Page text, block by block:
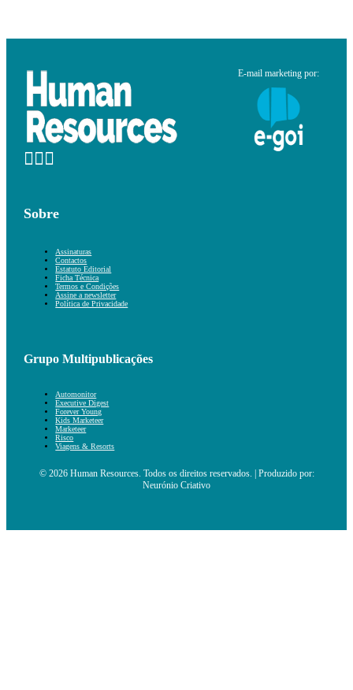
E-mail marketing por:
Sobre
Assinaturas
Contactos
Estatuto Editorial
Ficha Técnica
Termos e Condições
Assine a newsletter
Política de Privacidade
Grupo Multipublicações
Automonitor
Executive Digest
Forever Young
Kids Marketeer
Marketeer
Risco
Viagens & Resorts
© 2026 Human Resources. Todos os direitos reservados. | Produzido por:
Neurónio Criativo